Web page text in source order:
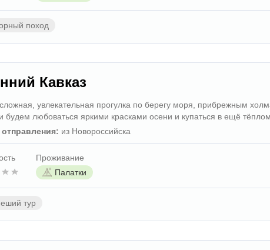
поход
Кавказ
увлекательная прогулка по берегу моря, прибрежным
будем любоваться яркими красками осени и купаться в ещё
из Новороссийска
Проживание
Палатки
тур